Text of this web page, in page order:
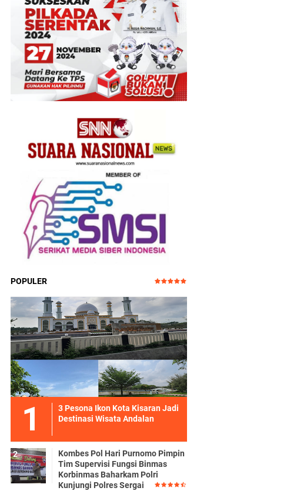
POPULER
3 Pesona Ikon Kota Kisaran Jadi
Destinasi Wisata Andalan
Kombes Pol Hari Purnomo Pimpin
Tim Supervisi Fungsi Binmas
Korbinmas Baharkam Polri
Kunjungi Polres Sergai